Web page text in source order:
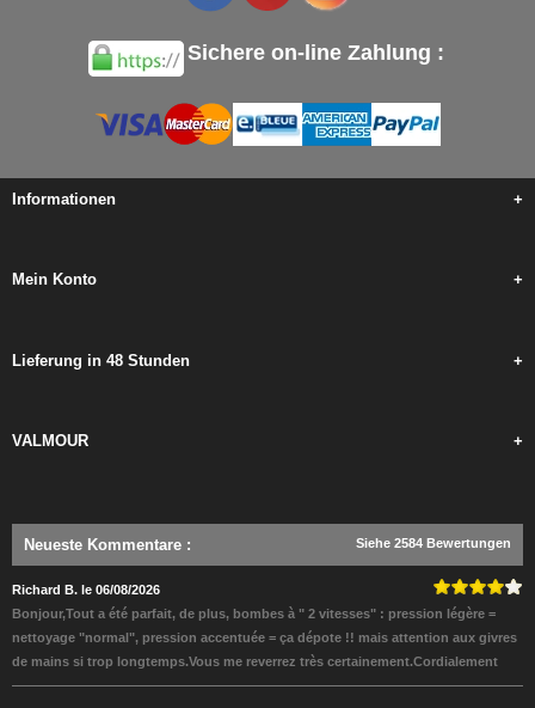
Sichere on-line Zahlung :
Informationen +
Mein Konto +
Lieferung in 48 Stunden +
VALMOUR +
Neueste Kommentare : Siehe 2584 Bewertungen
Richard B. le 06/08/2026
Bonjour,Tout a été parfait, de plus, bombes à " 2 vitesses" : pression légère =
nettoyage "normal", pression accentuée = ça dépote !! mais attention aux givres
de mains si trop longtemps.Vous me reverrez très certainement.Cordialement